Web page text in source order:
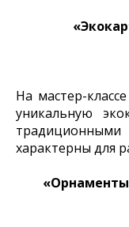
На мастер-
уникальную
характерны для